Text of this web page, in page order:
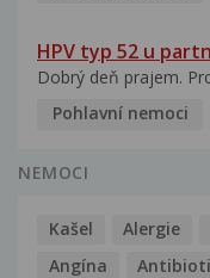
HPV typ 52 u
Dobrý deň prajem.
Pohlavní nemoci
NEMOCI
Kašel Alergie
Angína